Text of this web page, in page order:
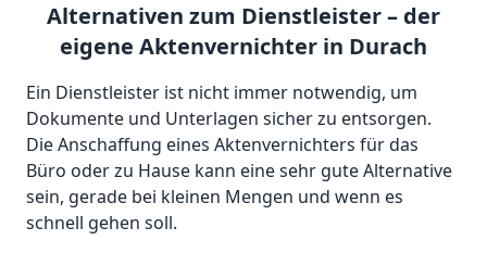
Alternativen zum Dienstleister – der
eigene Aktenvernichter in Durach
Ein Dienstleister ist nicht immer notwendig, um
Dokumente und Unterlagen sicher zu entsorgen.
Die Anschaffung eines Aktenvernichters für das
Büro oder zu Hause kann eine sehr gute Alternative
sein, gerade bei kleinen Mengen und wenn es
schnell gehen soll.